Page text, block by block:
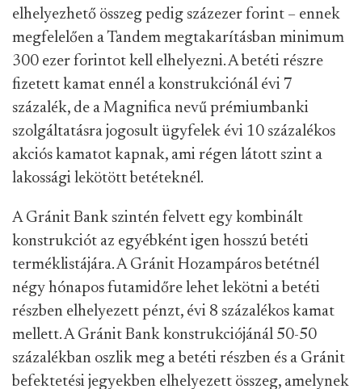
elhelyezhető összeg pedig százezer forint – ennek
megfelelően a Tandem megtakarításban minimum
300 ezer forintot kell elhelyezni. A betéti részre
fizetett kamat ennél a konstrukciónál évi 7
százalék, de a Magnifica nevű prémiumbanki
szolgáltatásra jogosult ügyfelek évi 10 százalékos
akciós kamatot kapnak, ami régen látott szint a
lakossági lekötött betéteknél.
A Gránit Bank szintén felvett egy kombinált
konstrukciót az egyébként igen hosszú betéti
terméklistájára. A Gránit Hozampáros betétnél
négy hónapos futamidőre lehet lekötni a betéti
részben elhelyezett pénzt, évi 8 százalékos kamat
mellett. A Gránit Bank konstrukciójánál 50-50
százalékban oszlik meg a betéti részben és a Gránit
befektetési jegyekben elhelyezett összeg, amelynek